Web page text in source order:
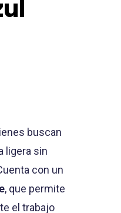
buscan
ligera sin
con un
, que permite
el trabajo